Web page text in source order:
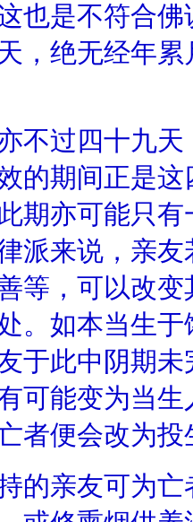
也是不符合
，绝无经年
不过四十九
的期间正是
期亦可能只
派来说，亲
等，可以改
。如本当生
于此中阴期
可能变为当
者便会改为投
的亲友可为